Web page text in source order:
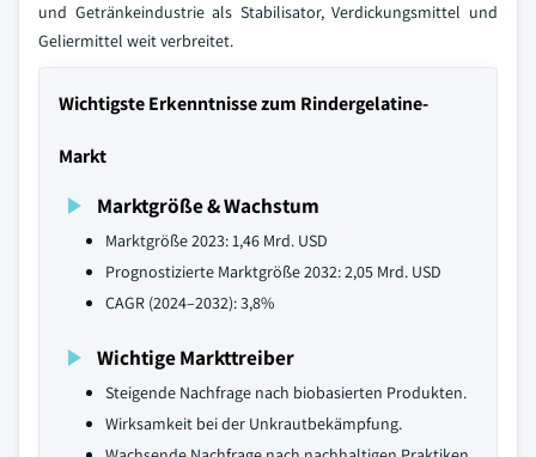
und Getränkeindustrie als Stabilisator, Verdickungsmittel und
Geliermittel weit verbreitet.
Wichtigste Erkenntnisse zum Rindergelatine-
Markt
Marktgröße & Wachstum
Marktgröße 2023: 1,46 Mrd. USD
Prognostizierte Marktgröße 2032: 2,05 Mrd. USD
CAGR (2024–2032): 3,8%
Wichtige Markttreiber
Steigende Nachfrage nach biobasierten Produkten.
Wirksamkeit bei der Unkrautbekämpfung.